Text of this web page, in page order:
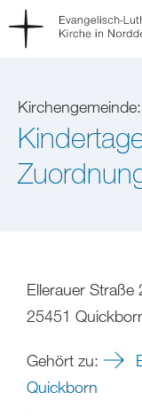
Ellerauer Straße
25451
Gehört zu:
Quickborn